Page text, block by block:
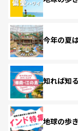
今年の夏
知れば知
地球の歩